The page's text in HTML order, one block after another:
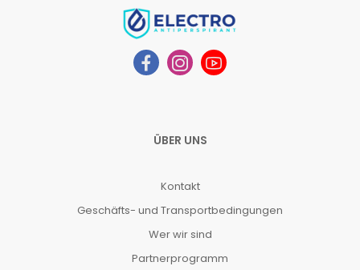
ÜBER UNS
Kontakt
Geschäfts- und Transportbedingungen
Wer wir sind
Partnerprogramm